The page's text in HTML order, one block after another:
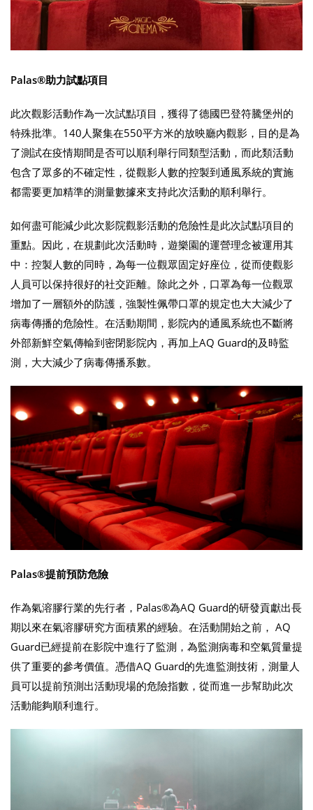
Palas®助力試點項目
此次觀影活動作為一次試點項目，獲得了德國巴登符騰堡州的
特殊批準。140人聚集在550平方米的放映廳內觀影，目的是為
了測試在疫情期間是否可以順利舉行同類型活動，而此類活動
包含了眾多的不確定性，從觀影人數的控製到通風系統的實施
都需要更加精準的測量數據來支持此次活動的順利舉行。
如何盡可能減少此次影院觀影活動的危險性是此次試點項目的
重點。因此，在規劃此次活動時，遊樂園的運營理念被運用其
中：控製人數的同時，為每一位觀眾固定好座位，從而使觀影
人員可以保持很好的社交距離。除此之外，口罩為每一位觀眾
增加了一層額外的防護，強製性佩帶口罩的規定也大大減少了
病毒傳播的危險性。在活動期間，影院內的通風系統也不斷將
外部新鮮空氣傳輸到密閉影院內，再加上AQ Guard的及時監
測，大大減少了病毒傳播系數。
Palas®提前預防危險
作為氣溶膠行業的先行者，Palas®為AQ Guard的研發貢獻出長
期以來在氣溶膠研究方面積累的經驗。在活動開始之前， AQ
Guard已經提前在影院中進行了監測，為監測病毒和空氣質量提
供了重要的參考價值。憑借AQ Guard的先進監測技術，測量人
員可以提前預測出活動現場的危險指數，從而進一步幫助此次
活動能夠順利進行。